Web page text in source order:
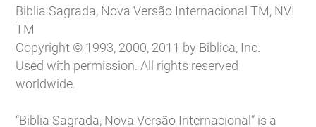
Biblia Sagrada, Nova Versão Internacional TM, NVI
TM
Copyright © 1993, 2000, 2011 by Biblica, Inc.
Used with permission. All rights reserved
worldwide.
“Biblia Sagrada, Nova Versão Internacional” is a